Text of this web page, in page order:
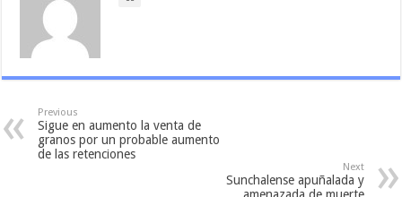
Previous
Sigue en aumento la venta de
granos por un probable aumento
de las retenciones
Next
Sunchalense apuñalada y